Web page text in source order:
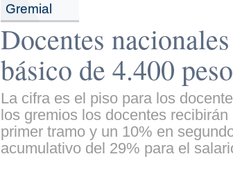
Gremial
Docentes
básico de 4.400
La cifra es el piso para los
los gremios los docentes
primer tramo y un 10% en
acumulativo del 29% para el